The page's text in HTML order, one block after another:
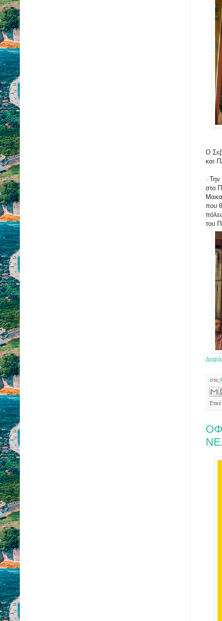
Ο
και
·
στο
που
του
στις